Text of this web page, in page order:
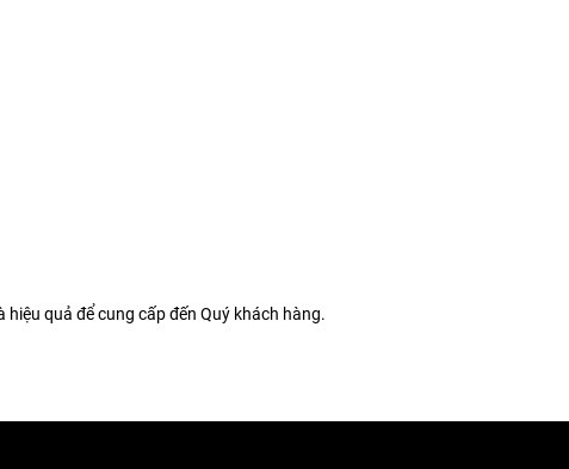
quả để cung cấp đến Quý khách hàng.